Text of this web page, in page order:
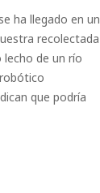
ha llegado en un
recolectada
de un río
que podría